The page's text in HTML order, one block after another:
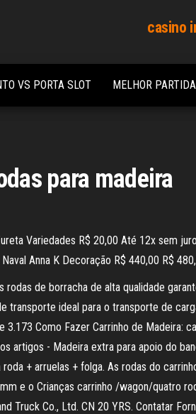
casino
VS PORTA SLOT MELHOR
para madeira
Variedades R$ 20,00 Até 12x sem
Anna K Decoração R$ 440,00 R$
de borracha de alta qualidade
transporte ideal para o transporte de
3.173 Como Fazer Carrinho de Madeira:
artigos - Madeira extra para apoio do
+ arruelas + folga. As rodas do
e o Crianças carrinho /wagon/quatro
Truck Co., Ltd. CN 20 YRS. Contatar